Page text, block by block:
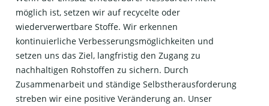
möglich ist, setzen wir auf recycelte oder
wiederverwertbare Stoffe. Wir erkennen
kontinuierliche Verbesserungsmöglichkeiten und
setzen uns das Ziel, langfristig den Zugang zu
nachhaltigen Rohstoffen zu sichern. Durch
Zusammenarbeit und ständige Selbstherausforderung
streben wir eine positive Veränderung an. Unser